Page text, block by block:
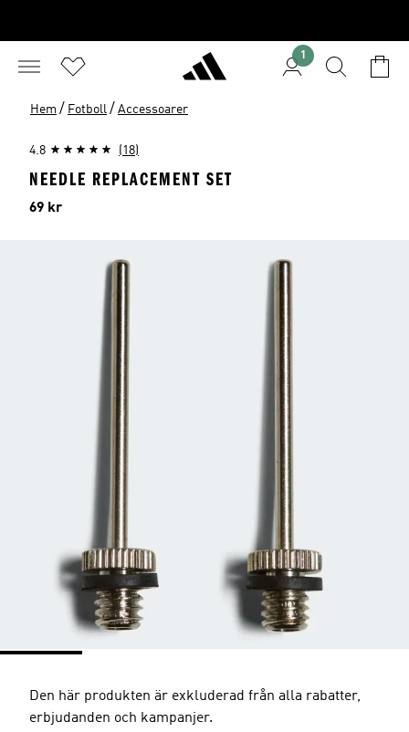
1
Hem / Fotboll / Accessoarer
4.8 (18)
NEEDLE REPLACEMENT SET
Pris
69 kr
Den här produkten är exkluderad från alla rabatter,
erbjudanden och kampanjer.